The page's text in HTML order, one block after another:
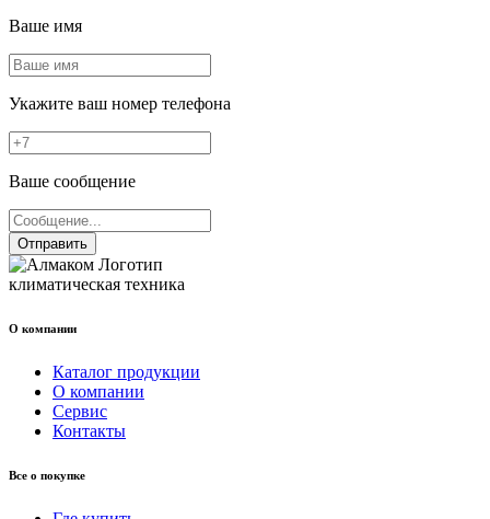
Ваше имя
Укажите ваш номер телефона
Ваше сообщение
Отправить
климатическая техника
О компании
Каталог продукции
О компании
Сервис
Контакты
Все о покупке